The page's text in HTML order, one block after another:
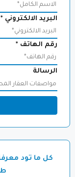
البريد الالكتروني *
رقم الهاتف *
الرسالة
كل ما تود